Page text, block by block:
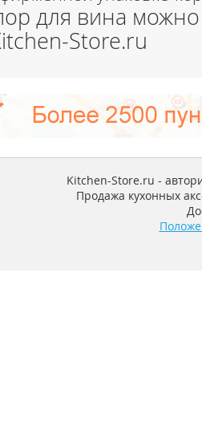
для вина
Store.ru
Kitchen-Store.ru -
Продажа кухонных